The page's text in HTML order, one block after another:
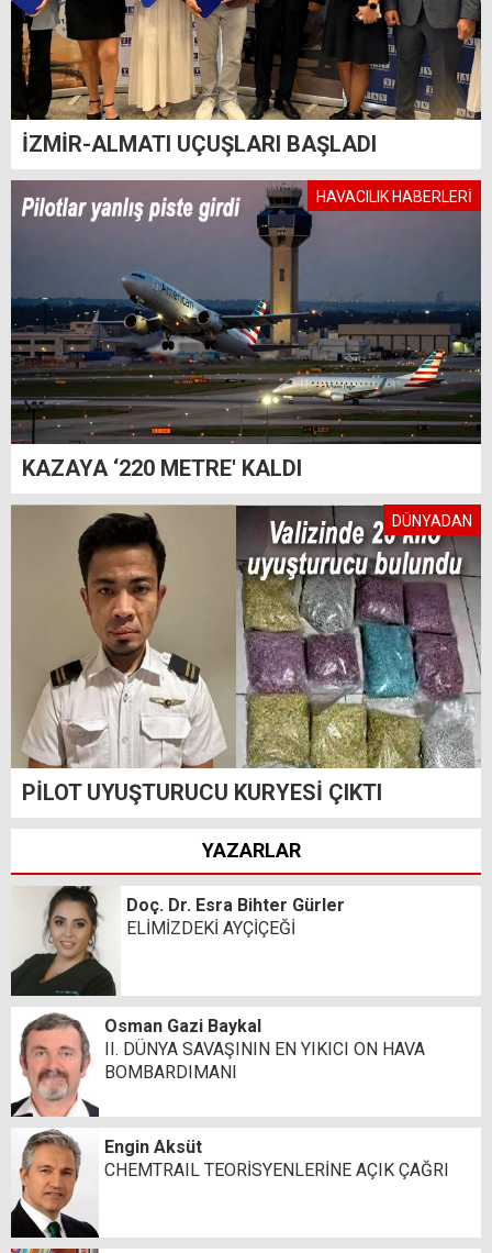
İZMİR-ALMATI UÇUŞLARI BAŞLADI
HAVACILIK HABERLERİ
KAZAYA ‘220 METRE' KALDI
DÜNYADAN
PİLOT UYUŞTURUCU KURYESİ ÇIKTI
YAZARLAR
Doç. Dr. Esra Bihter Gürler
ELİMİZDEKİ AYÇİÇEĞİ
Osman Gazi Baykal
II. DÜNYA SAVAŞININ EN YIKICI ON HAVA
BOMBARDIMANI
Engin Aksüt
CHEMTRAIL TEORİSYENLERİNE AÇIK ÇAĞRI